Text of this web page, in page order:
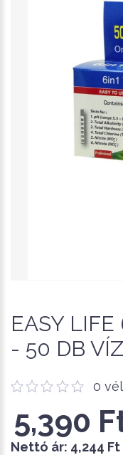
EASY LIFE
- 50 DB
0
5,390
Nettó ár: 4,244 Ft